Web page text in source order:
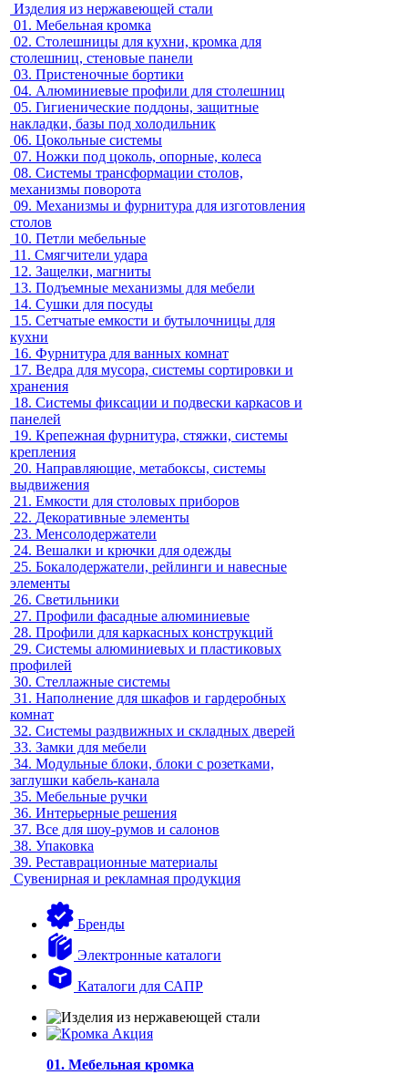
Изделия из нержавеющей стали
01. Мебельная кромка
02. Столешницы для кухни, кромка для
столешниц, стеновые панели
03. Пристеночные бортики
04. Алюминиевые профили для столешниц
05. Гигиенические поддоны, защитные
накладки, базы под холодильник
06. Цокольные системы
07. Ножки под цоколь, опорные, колеса
08. Системы трансформации столов,
механизмы поворота
09. Механизмы и фурнитура для изготовления
столов
10. Петли мебельные
11. Смягчители удара
12. Защелки, магниты
13. Подъемные механизмы для мебели
14. Сушки для посуды
15. Сетчатые емкости и бутылочницы для
кухни
16. Фурнитура для ванных комнат
17. Ведра для мусора, системы сортировки и
хранения
18. Системы фиксации и подвески каркасов и
панелей
19. Крепежная фурнитура, стяжки, системы
крепления
20. Направляющие, метабоксы, системы
выдвижения
21. Емкости для столовых приборов
22. Декоративные элементы
23. Менсолодержатели
24. Вешалки и крючки для одежды
25. Бокалодержатели, рейлинги и навесные
элементы
26. Светильники
27. Профили фасадные алюминиевые
28. Профили для каркасных конструкций
29. Системы алюминиевых и пластиковых
профилей
30. Стеллажные системы
31. Наполнение для шкафов и гардеробных
комнат
32. Системы раздвижных и складных дверей
33. Замки для мебели
34. Модульные блоки, блоки с розетками,
заглушки кабель-канала
35. Мебельные ручки
36. Интерьерные решения
37. Все для шоу-румов и салонов
38. Упаковка
39. Реставрационные материалы
Сувенирная и рекламная продукция
Бренды
Электронные каталоги
Каталоги для САПР
01. Мебельная кромка